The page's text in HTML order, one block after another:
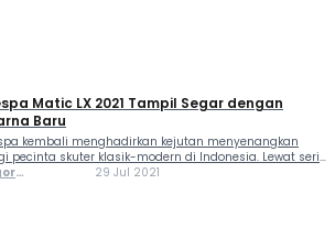
Matic LX 2021 Tampil Segar dengan
Baru
kembali menghadirkan kejutan menyenangkan
pecinta skuter klasik-modern di Indonesia. Lewat seri
matic 2021, PT Piaggio Indonesia memperkenalkan
29 Jul 2021